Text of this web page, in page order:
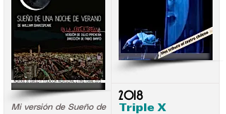
.
Mi versión de Sueño de
.
2018
Triple X